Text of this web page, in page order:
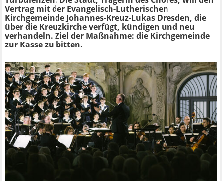
Vertrag mit der Evangelisch-Lutherischen
Kirchgemeinde Johannes-Kreuz-Lukas Dresden, die
über die Kreuzkirche verfügt, kündigen und neu
verhandeln. Ziel der Maßnahme: die Kirchgemeinde
zur Kasse zu bitten.